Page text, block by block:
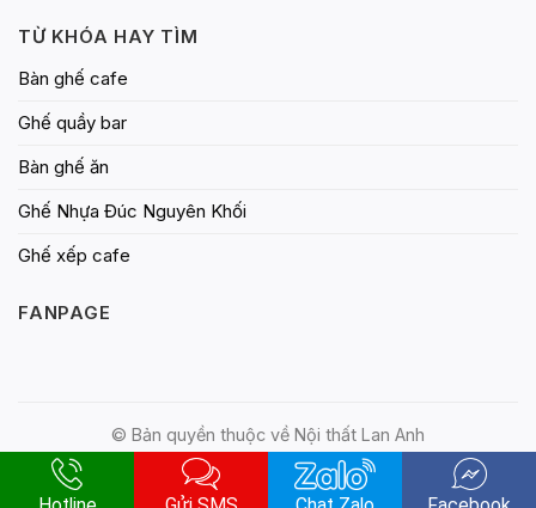
TỪ KHÓA HAY TÌM
Bàn ghế cafe
Ghế quầy bar
Bàn ghế ăn
Ghế Nhựa Đúc Nguyên Khối
Ghế xếp cafe
FANPAGE
© Bản quyền thuộc về Nội thất Lan Anh